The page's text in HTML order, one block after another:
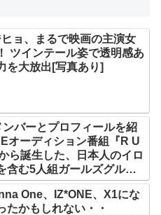
ョ、まるで映画の主演女
ツインテール姿で透明感あ
を大放出[写真あり]
ンバーとプロフィールを紹
オーディション番組『R U
ら誕生した、日本人のイロ
含む5人組ガールズグルー
ー曲「Magnetic」がいき
ットOne、IZ*ONE、X1にな
たかもしれない・・